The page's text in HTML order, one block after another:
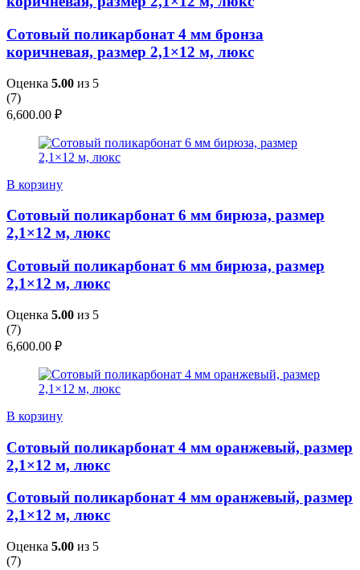
Сотовый поликарбонат 4 мм бронза
коричневая, размер 2,1×12 м, люкс
Оценка 5.00 из 5
(7)
6,600.00 ₽
В корзину
Сотовый поликарбонат 6 мм бирюза, размер
2,1×12 м, люкс
Сотовый поликарбонат 6 мм бирюза, размер
2,1×12 м, люкс
Оценка 5.00 из 5
(7)
6,600.00 ₽
В корзину
Сотовый поликарбонат 4 мм оранжевый, размер
2,1×12 м, люкс
Сотовый поликарбонат 4 мм оранжевый, размер
2,1×12 м, люкс
Оценка 5.00 из 5
(7)